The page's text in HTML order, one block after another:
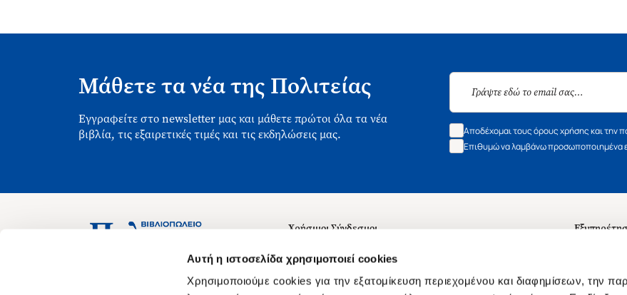
Αυτή η ιστοσελίδα χρησιμοποιεί cookies
Χρησιμοποιούμε cookies για την εξατομίκευση περιεχομένου και διαφημίσεων, την
Μάθετε τα νέα της Πολιτείας
Εγγραφείτε στο newsletter μας και μάθετε πρώτοι όλα τα νέα
βιβλία, τις εξαιρετικές τιμές και τις εκδηλώσεις μας.
Αποδέχομαι τους όρους χρήσης και την
Επιθυμώ να λαμβάνω προσωποποιημένα
Ασκληπιού 1-3, Αθήνα 106 79
Χρήσιμοι Σύνδεσμοι
Σχετικά με εμάς
Θέσεις Εργασίας